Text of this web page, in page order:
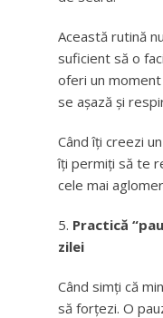
Această rutină
suficient să o
oferi un
se așază și
Când îți creezi
îți permiți să te
cele mai
Practică
zilei
Când simți că
să forțezi. O